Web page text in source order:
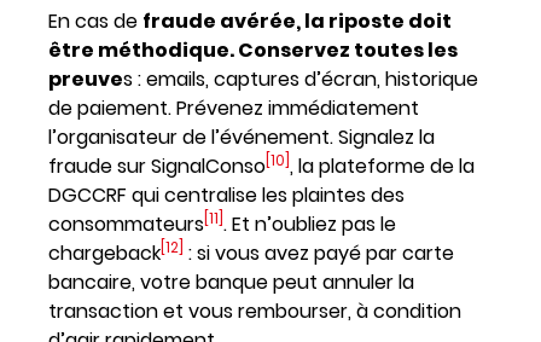
En cas de fraude avérée, la riposte doit
être méthodique. Conservez toutes les
preuves : emails, captures d’écran, historique
de paiement. Prévenez immédiatement
l’organisateur de l’événement. Signalez la
fraude sur SignalConso [10] , la plateforme de la
DGCCRF qui centralise les plaintes des
consommateurs [11] . Et n’oubliez pas le
chargeback [12] : si vous avez payé par carte
bancaire, votre banque peut annuler la
transaction et vous rembourser, à condition